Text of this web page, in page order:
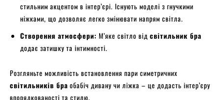
стильним акцентом в інтер’єрі. Існують моделі з гнучкими
ніжками, що дозволяє легко змінювати напрям світла.
Створення атмосфери: М’яке світло від світильник бра
додає затишку та інтимності.
Розгляньте можливість встановлення пари симетричних
світильників бра обабіч дивану чи ліжка – це додасть інтер’єру
впорядкованості та стилю.